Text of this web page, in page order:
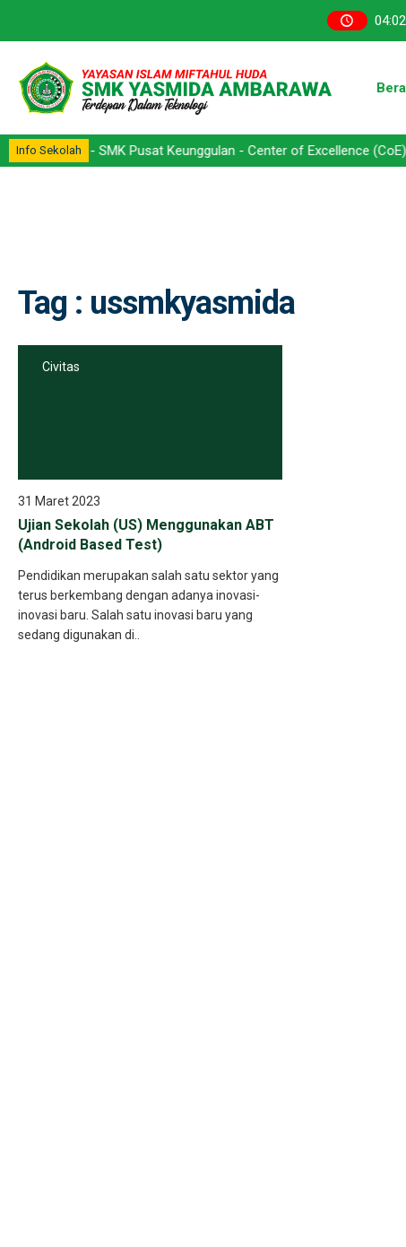
04:02
Info Sekolah- SMK Pusat Keunggulan - Center of Excellence (CoE) -
Tag : ussmkyasmida
Civitas
31 Maret 2023
Ujian Sekolah (US) Menggunakan ABT
(Android Based Test)
Pendidikan merupakan salah satu sektor yang
terus berkembang dengan adanya inovasi-
inovasi baru. Salah satu inovasi baru yang
sedang digunakan di..